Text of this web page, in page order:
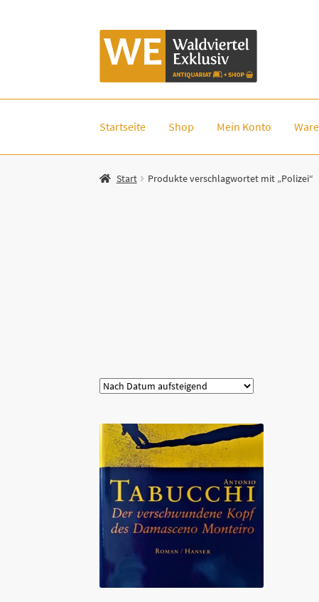
Zur
Navigation
Zum
Inhalt
Startseite Shop Mein Konto
Start Produkte verschlagwortet mit „Polizei“